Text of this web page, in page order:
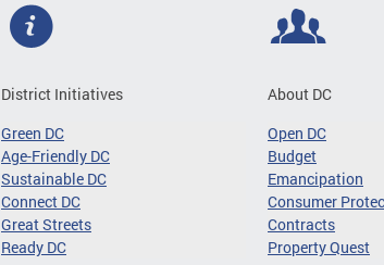
District Initiatives
Green DC
Age-Friendly DC
Sustainable DC
Connect DC
Great Streets
Ready DC
About DC
Open DC
Budget
Emancipation
Consumer
Contracts
Property Quest